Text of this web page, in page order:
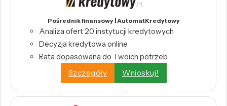
Pośrednik finansowy | AutomatKredytowy
Analiza ofert 20 instytucji kredytowych
Decyzja kredytowa online
Rata dopasowana do Twoich potrzeb
Szczegóły
Wnioskuj!